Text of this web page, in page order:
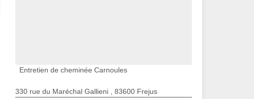
Entretien de cheminée Carnoules
330 rue du Maréchal Gallieni , 83600 Frejus